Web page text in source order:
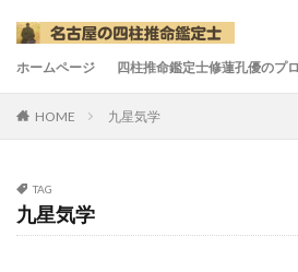
ホームページ 四柱推命鑑定士修蓮孔優のプ
HOME 九星気学
TAG
九星気学